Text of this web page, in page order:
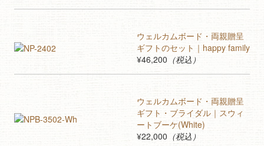
ウェルカムボード・両親贈呈
ギフトのセット｜happy family
¥46,200 （税込）
ウェルカムボード・両親贈呈
ギフト・ブライダル｜スウィ
ートブーケ(White)
¥22,000 （税込）